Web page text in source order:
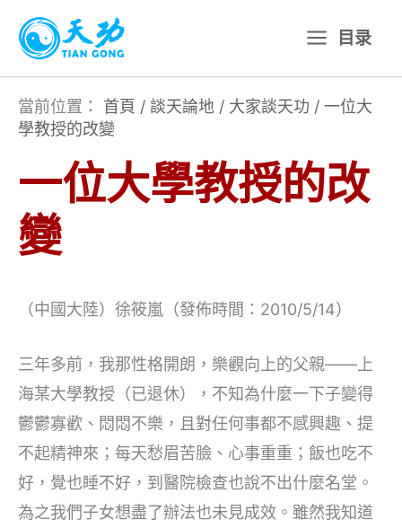
主
目录
當前位置： 首頁 / 談天論地 / 大家談天功 / 一位大
學教授的改變
一位大學教授的改
變
（中國大陸）徐筱嵐（發佈時間：2010/5/14）
三年多前，我那性格開朗，樂觀向上的父親——上
海某大學教授（已退休），不知為什麼一下子變得
鬱鬱寡歡、悶悶不樂，且對任何事都不感興趣、提
不起精神來；每天愁眉苦臉、心事重重；飯也吃不
好，覺也睡不好，到醫院檢查也說不出什麼名堂。
為之我們子女想盡了辦法也未見成效。雖然我知道